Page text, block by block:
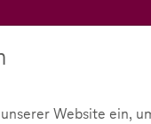
Website ein,